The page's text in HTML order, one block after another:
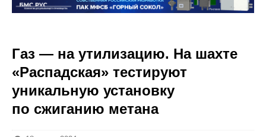
Газ — на утилизацию. На шахте
«Распадская» тестируют
уникальную установку
по сжиганию метана